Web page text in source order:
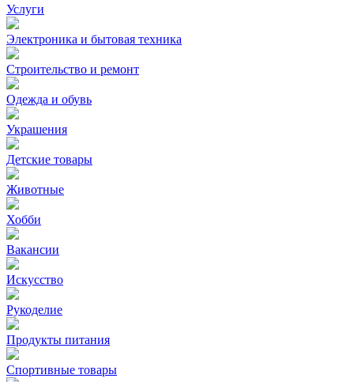
Услуги
Электроника и бытовая техника
Строительство и ремонт
Одежда и обувь
Украшения
Детские товары
Животные
Хобби
Вакансии
Искусство
Рукоделие
Продукты питания
Спортивные товары